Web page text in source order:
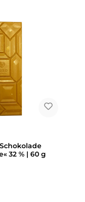
32 % | 60 g